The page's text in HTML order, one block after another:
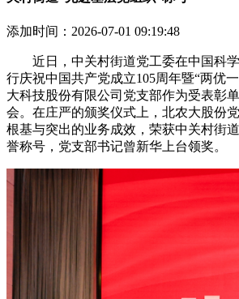
添加时间： 2026-07-01 09:19:48
近日，中关村街道党工委在中国科
行庆祝中国共产党成立105周年暨“两优
大科技股份有限公司党支部作为受表彰
会。在庄严的颁奖仪式上，北农大股份
根基与突出的业务成效，荣获中关村街
誉称号，党支部书记曾新华上台领奖。